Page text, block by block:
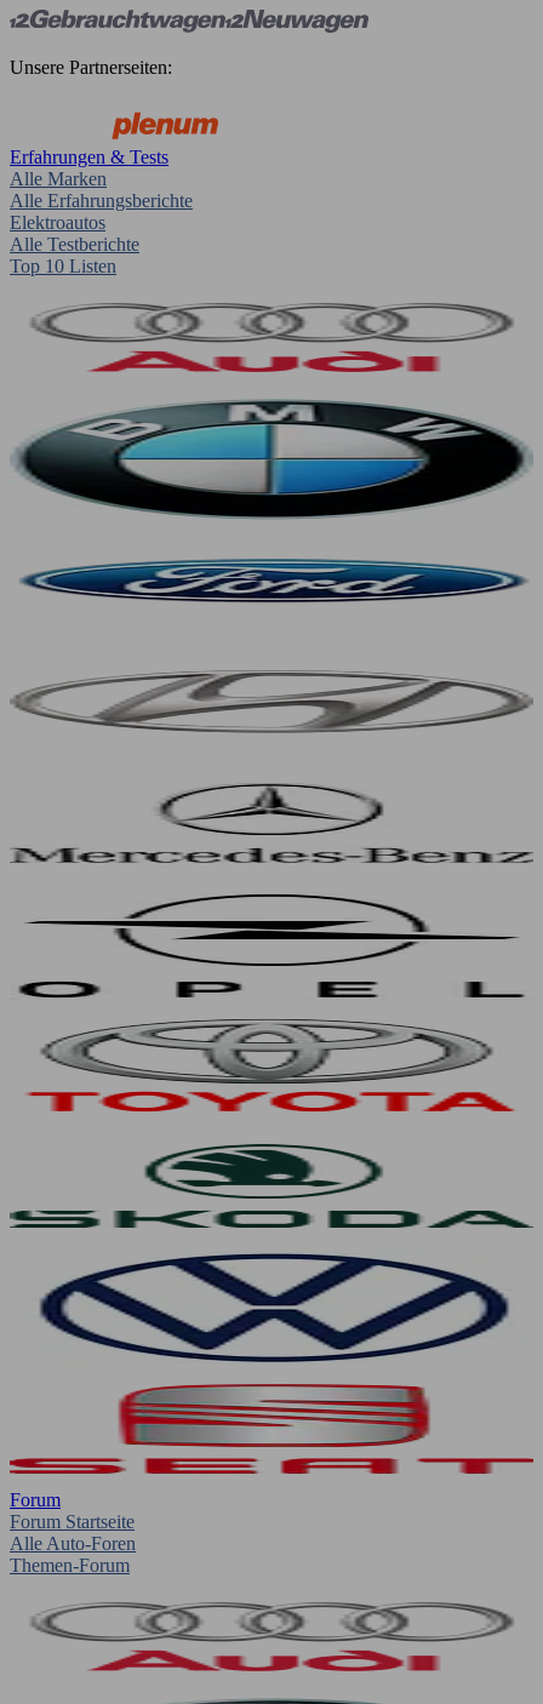
Unsere Partnerseiten:
Erfahrungen & Tests
Alle Marken
Alle Erfahrungsberichte
Elektroautos
Alle Testberichte
Top 10 Listen
Forum
Forum Startseite
Alle Auto-Foren
Themen-Forum